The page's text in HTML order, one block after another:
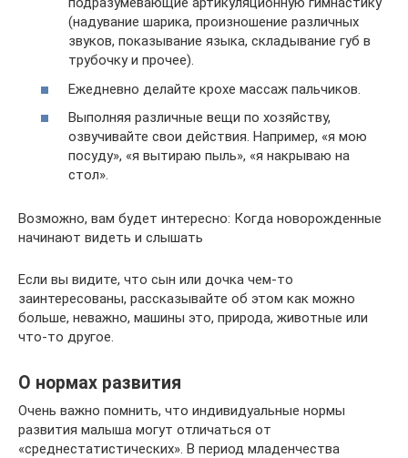
(надувание шарика, произношение различных
звуков, показывание языка, складывание губ в
трубочку и прочее).
Ежедневно делайте крохе массаж пальчиков.
Выполняя различные вещи по хозяйству,
озвучивайте свои действия. Например, «я мою
посуду», «я вытираю пыль», «я накрываю на
стол».
Возможно, вам будет интересно: Когда новорожденные
начинают видеть и слышать
Если вы видите, что сын или дочка чем-то
заинтересованы, рассказывайте об этом как можно
больше, неважно, машины это, природа, животные или
что-то другое.
О нормах развития
Очень важно помнить, что индивидуальные нормы
развития малыша могут отличаться от
«среднестатистических». В период младенчества